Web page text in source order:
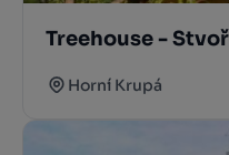
Treehouse -
Horní Krupá